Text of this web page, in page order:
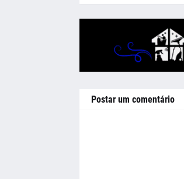
Postar um comentário